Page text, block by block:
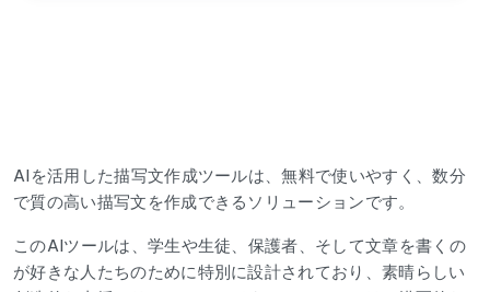
AIを活用した描写文作成ツールは、無料で使いやすく、数分
で質の高い描写文を作成できるソリューションです。
このAIツールは、学生や生徒、保護者、そして文章を書くの
が好きな人たちのために特別に設計されており、素晴らしい